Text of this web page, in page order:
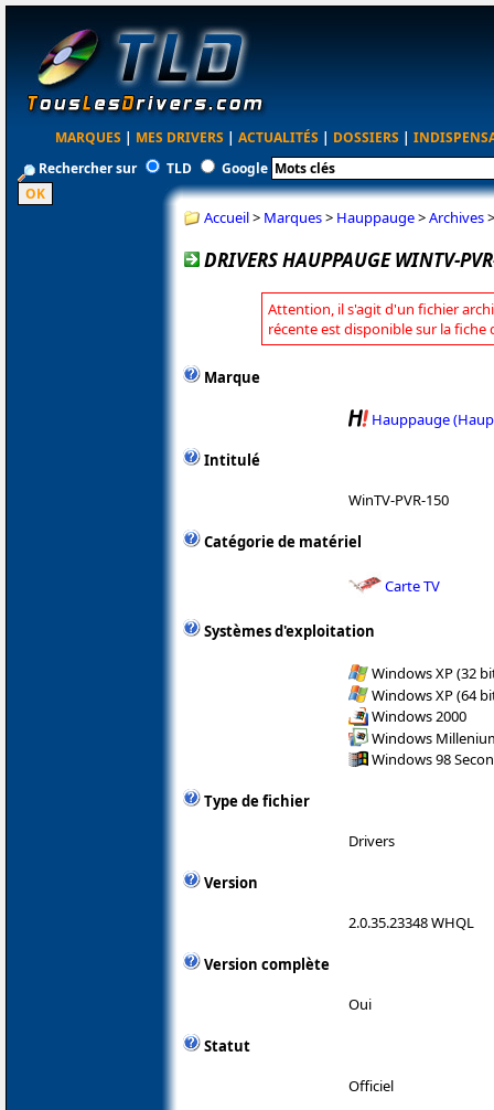
MARQUES | MES DRIVERS | ACTUALITÉS | DOSSIERS |
Rechercher sur
TLD Google
Accueil> Marques> Hauppauge>Archives
DRIVERS HAUPPAUGE WINTV-
Attention, il s'agit d'un fichier
récente est disponible sur la fiche
Marque
Hauppauge
Intitulé
WinTV-PVR-150
Catégorie de matériel
Carte TV
Systèmes d'exploitation
Windows XP (32
Windows XP (64
Windows 2000
Windows
Windows 98
Type de fichier
Drivers
Version
2.0.35.23348 WHQL
Version complète
Oui
Statut
Officiel